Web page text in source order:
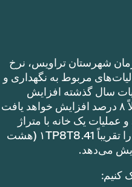
شهرستان تراویس، نرخ
مربوط به نگهداری و
سال گذشته افزایش
می‌دهد. این نرخ مالیات عملاً ۸ درصد افزایش خواهد یافت
عملیات یک خانه با متراژ
۱TP8T100,000 متر مربع را تقریباً ۱TP8T8.41 (هشت
می‌دهد.
کنیم: